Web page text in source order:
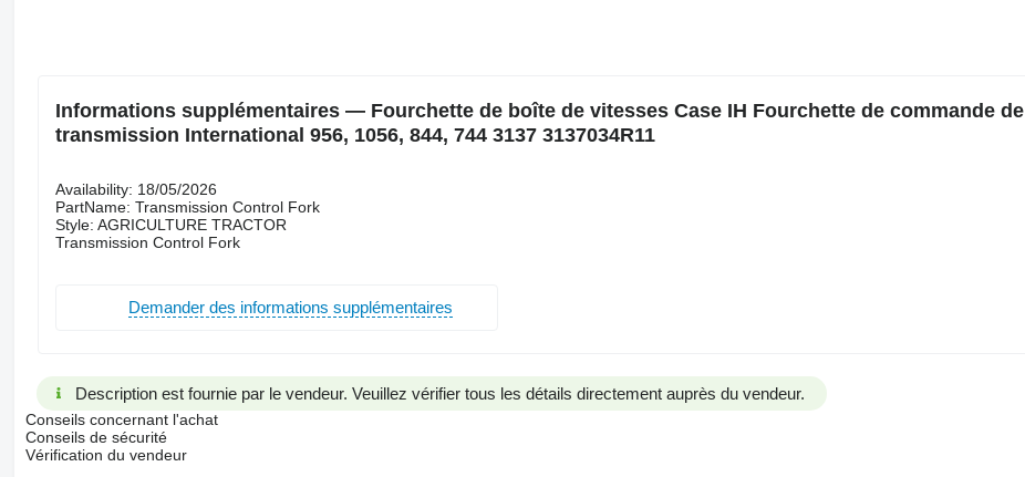
Informations supplémentaires — Fourchette de boîte de vitesses Case IH Fourchette de commande de
transmission International 956, 1056, 844, 744 3137 3137034R11
Availability: 18/05/2026
PartName: Transmission Control Fork
Style: AGRICULTURE TRACTOR
Transmission Control Fork
Demander des informations supplémentaires
Description est fournie par le vendeur. Veuillez vérifier tous les détails directement auprès du vendeur.
Conseils concernant l'achat
Conseils de sécurité
Vérification du vendeur